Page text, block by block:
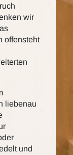
wir
offensteht
liebenau
und